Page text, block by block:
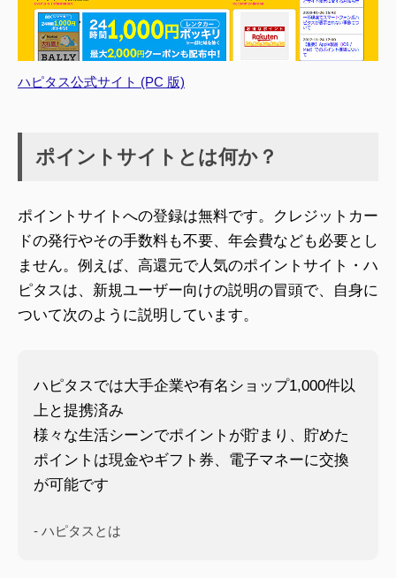
ハピタス公式サイト (PC 版)
ポイントサイトとは何か？
ポイントサイトへの登録は無料です。クレジットカー
ドの発行やその手数料も不要、年会費なども必要とし
ません。例えば、高還元で人気のポイントサイト・ハ
ピタスは、新規ユーザー向けの説明の冒頭で、自身に
ついて次のように説明しています。
ハピタスでは大手企業や有名ショップ1,000件以
上と提携済み
様々な生活シーンでポイントが貯まり、貯めた
ポイントは現金やギフト券、電子マネーに交換
が可能です
- ハピタスとは